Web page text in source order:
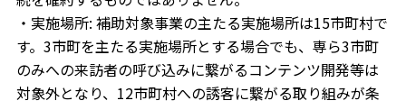
・実施場所: 補助対象事業の主たる実施場所は15市町村で
す。3市町を主たる実施場所とする場合でも、専ら3市町
のみへの来訪者の呼び込みに繋がるコンテンツ開発等は
対象外となり、12市町村への誘客に繋がる取り組みが条